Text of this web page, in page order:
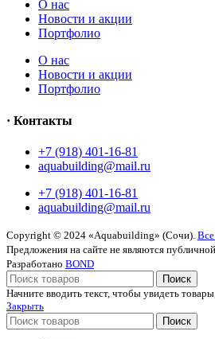
O нас
Новости и акции
Портфолио
O нас
Новости и акции
Портфолио
· Контакты
+7 (918) 401-16-81
aquabuilding@mail.ru
+7 (918) 401-16-81
aquabuilding@mail.ru
Copyright © 2024 «Aquabuilding» (Сочи).
Предложения на сайте не являются
Разработано BOND
Поиск
Начните вводить текст, чтобы увидеть
Закрыть
Поиск